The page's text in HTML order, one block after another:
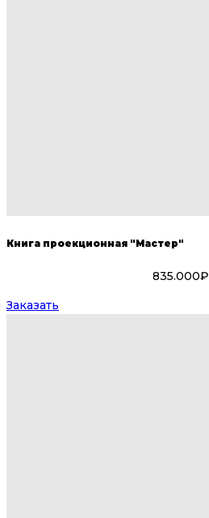
Книга проекционная "Мастер"
835.000₽
Заказать